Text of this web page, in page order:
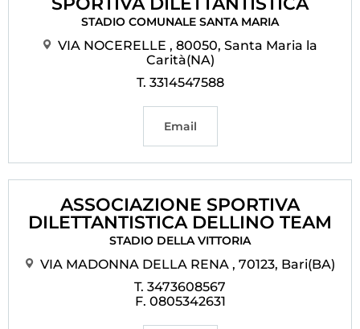
STADIO COMUNALE SANTA MARIA
VIA NOCERELLE , 80050, Santa Maria la
Carità(NA)
T. 3314547588
Email
ASSOCIAZIONE SPORTIVA
DILETTANTISTICA DELLINO TEAM
STADIO DELLA VITTORIA
VIA MADONNA DELLA RENA , 70123, Bari(BA)
T. 3473608567
F. 0805342631